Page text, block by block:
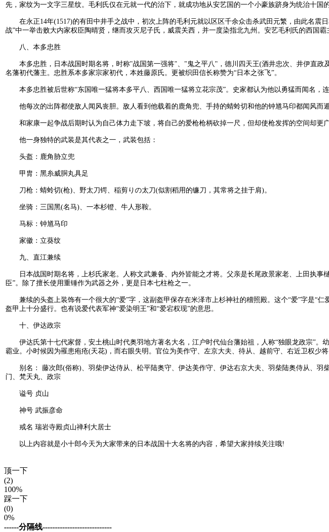
先，家纹为一文字三星纹。毛利氏仅在元就一代的治下，就成功地从安艺国的一个小豪族跻身为统治十国
在永正14年(1517)的有田中井手之战中，初次上阵的毛利元就以区区千余众击杀武田元繁，由此名震
战”中一举击败大内家权臣陶晴贤，继而攻灭尼子氏，威震关西，并一度染指北九州。安艺毛利氏的西国
八、本多忠胜
本多忠胜，日本战国时期名将，时称"战国第一强将"、"鬼之平八"，德川四天王(酒井忠次、井伊直政
名藩初代藩主。忠胜系本多家宗家初代，本姓藤原氏。更被织田信长称赞为“日本之张飞”。
本多忠胜被后世称“东国唯一猛将本多平八、西国唯一猛将立花宗茂”。史家都认为他以勇猛而闻名，连
他每次的出阵都使敌人闻风丧胆。敌人看到他载着的鹿角兜、手持的蜻蛉切和他的钟馗马印都闻风而
和家康一起争战后期时认为自己体力走下坡，将自己的爱枪枪柄砍掉一尺，但却使枪发挥的空间却更广
他一身独特的武装是其代表之一，武装包括：
头盔：鹿角胁立兜
甲胄：黑糸威胴丸具足
刀枪：蜻蛉切(枪)、野太刀锷、稲剪りの太刀(似割稻用的镰刀，其常将之挂于肩)。
坐骑：三国黑(名马)、一本杉镫、牛人形鞍。
马标：钟馗马印
家徽：立葵纹
九、直江兼续
日本战国时期名将，上杉氏家老。人称文武兼备、内外皆能之才将。父亲是长尾政景家老、上田执事
臣”。除了擅长使用重锤作为武器之外，更是日本七柱枪之一。
兼续的头盔上装饰有一个很大的“爱”字，这副盔甲保存在米泽市上杉神社的稽照殿。这个“爱”字是“仁
盔甲上十分盛行。也有说爱代表军神“爱染明王”和“爱宕权现”的意思。
十、伊达政宗
伊达氏第十七代家督，安土桃山时代奥羽地方著名大名，江户时代仙台藩始祖，人称“独眼龙政宗”。
霸业。小时候因为罹患疱疮(天花)，而右眼失明。官位为美作守、左京大夫、待从、越前守、右近卫权少
别名： 藤次郎(俗称)、羽柴伊达侍从、松平陆奥守、伊达美作守、伊达右京大夫、羽柴陆奥侍从、羽
门、梵天丸、政宗
谥号 贞山
神号 武振彦命
戒名 瑞岩寺殿贞山禅利大居士
以上内容就是小十郎今天为大家带来的日本战国十大名将的内容，希望大家持续关注哦!
顶一下
(2)
100%
踩一下
(0)
0%
------分隔线----------------------------